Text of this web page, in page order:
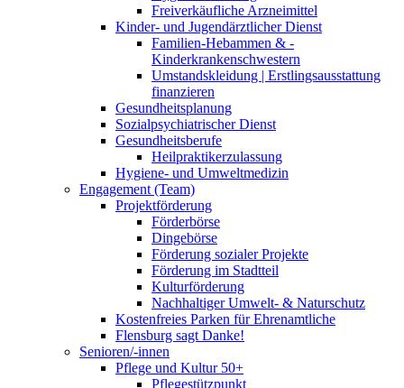
Freiverkäufliche Arzneimittel
Kinder- und Jugendärztlicher Dienst
Familien-Hebammen & -
Kinderkrankenschwestern
Umstandskleidung | Erstlingsausstattung
finanzieren
Gesundheitsplanung
Sozialpsychiatrischer Dienst
Gesundheitsberufe
Heilpraktikerzulassung
Hygiene- und Umweltmedizin
Engagement (Team)
Projektförderung
Förderbörse
Dingebörse
Förderung sozialer Projekte
Förderung im Stadtteil
Kulturförderung
Nachhaltiger Umwelt- & Naturschutz
Kostenfreies Parken für Ehrenamtliche
Flensburg sagt Danke!
Senioren/-innen
Pflege und Kultur 50+
Pflegestützpunkt